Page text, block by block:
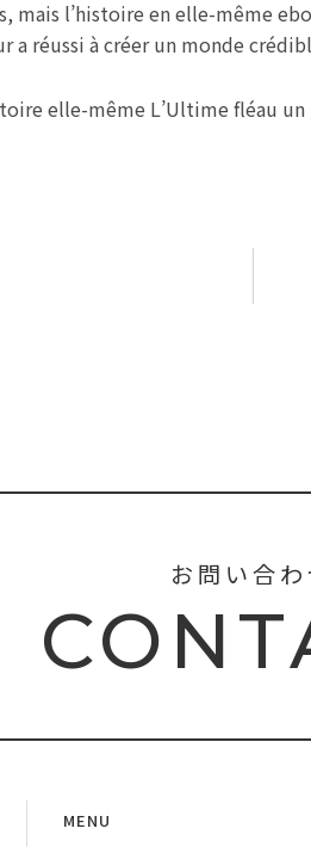
mais l’histoire en elle-même
a réussi à créer un monde
elle-même L’Ultime fléau
お問い合わ
MENU